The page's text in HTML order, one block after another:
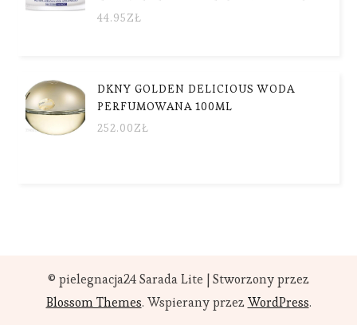
44.95ZŁ
DKNY GOLDEN DELICIOUS WODA
PERFUMOWANA 100ML
252.00ZŁ
© pielegnacja24Sarada Lite | Stworzony przez
Blossom Themes. Wspierany przez WordPress.